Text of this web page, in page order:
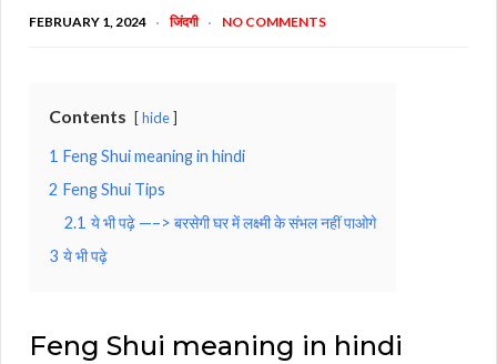
FEBRUARY 1, 2024 जिंदगी NO COMMENTS
Contents hide
1 Feng Shui meaning in hindi
2 Feng Shui Tips
2.1 ये भी पढ़े —–> बरसेगी घर में लक्ष्मी के संभल नहीं पाओगे
3 ये भी पढ़े
Feng Shui meaning in hindi